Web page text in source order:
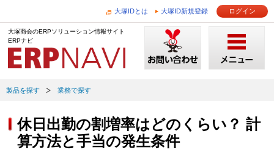
大塚IDとは 大塚ID新規登録 ログイン
大塚商会のERPソリューション情報サイト
ERPナビ
製品を探す 業務で探す
休日出勤の割増率はどのくらい？ 計
算方法と手当の発生条件